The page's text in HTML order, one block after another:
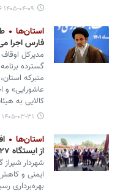
۱۴۰۵-۰۴-۰۹ ۱۴:۰۶
استان‌ها
فارس اجرا
مدیرکل
گسترده
کالایی به
۱۴۰۵-۰۳-۳۱ ۱۵:۵۱
استان‌ها
از ایستگاه ۲۷ آتش‌نشانی
بهره‌برداری